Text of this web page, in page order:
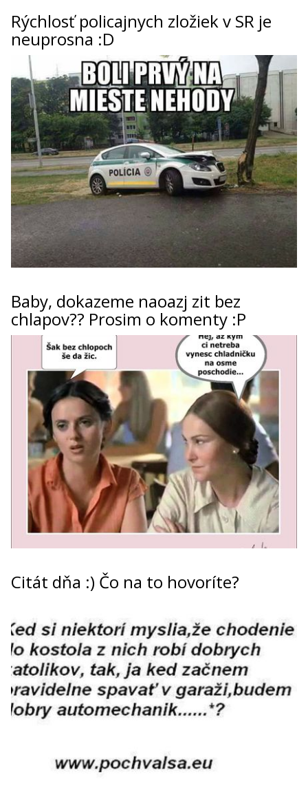
Rýchlosť policajnych zložiek v SR je
neuprosna :D
Baby, dokazeme naoazj zit bez
chlapov?? Prosim o komenty :P
Citát dňa :) Čo na to hovoríte?